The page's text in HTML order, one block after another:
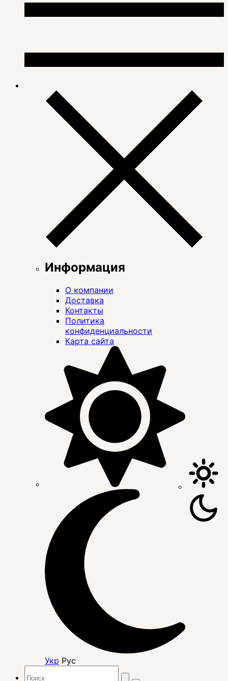
Информация
О компании
Доставка
Контакты
Политика
конфиденциальности
Карта сайта
Укр Рус